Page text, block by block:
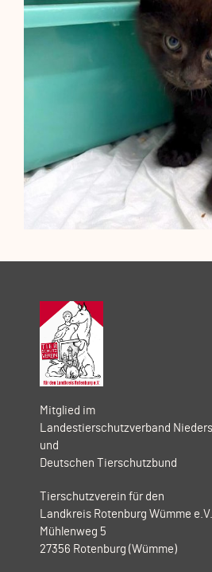
Mitglied im
Landestierschutzverband
und
Deutschen Tierschutzbund
Tierschutzverein für den
Landkreis Rotenburg Wümme e.V.
Mühlenweg 5
27356 Rotenburg (Wümme)